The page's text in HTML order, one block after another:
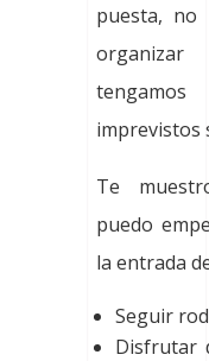
puesta, no
imprevistos
Te
puedo
la entrada
Seguir
Disfrutar